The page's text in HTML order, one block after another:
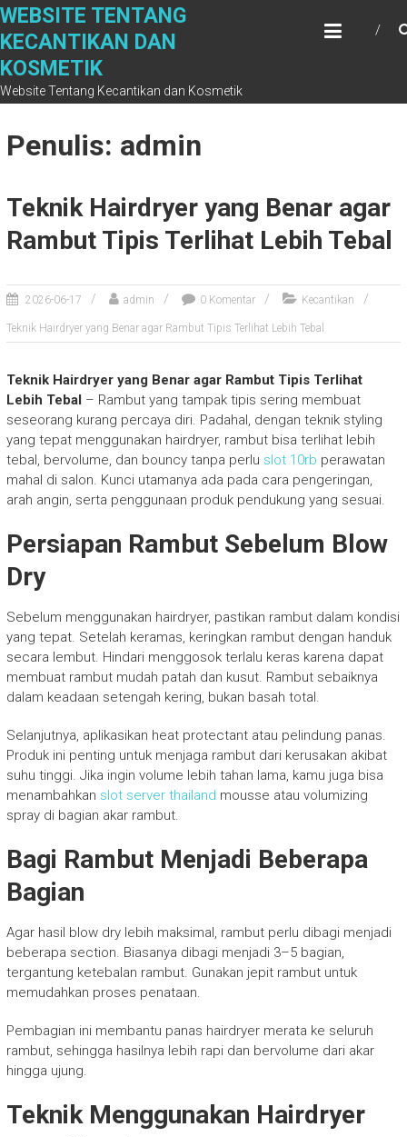
S
i
p
t
o
WEBSITE TENTANG
KECANTIKAN DAN
KOSMETIK
Website Tentang Kecantikan dan Kosmetik
Penulis: admin
Teknik Hairdryer yang Benar agar
Rambut Tipis Terlihat Lebih Tebal
2026-06-17 admin 0 Komentar Kecantikan
Teknik Hairdryer yang Benar agar Rambut Tipis Terlihat Lebih Tebal
Teknik Hairdryer yang Benar agar Rambut Tipis Terlihat
Lebih Tebal – Rambut yang tampak tipis sering membuat
seseorang kurang percaya diri. Padahal, dengan teknik styling
yang tepat menggunakan hairdryer, rambut bisa terlihat lebih
tebal, bervolume, dan bouncy tanpa perlu slot 10rb perawatan
mahal di salon. Kunci utamanya ada pada cara pengeringan,
arah angin, serta penggunaan produk pendukung yang sesuai.
Persiapan Rambut Sebelum Blow
Dry
Sebelum menggunakan hairdryer, pastikan rambut dalam kondisi
yang tepat. Setelah keramas, keringkan rambut dengan handuk
secara lembut. Hindari menggosok terlalu keras karena dapat
membuat rambut mudah patah dan kusut. Rambut sebaiknya
dalam keadaan setengah kering, bukan basah total.
Selanjutnya, aplikasikan heat protectant atau pelindung panas.
Produk ini penting untuk menjaga rambut dari kerusakan akibat
suhu tinggi. Jika ingin volume lebih tahan lama, kamu juga bisa
menambahkan slot server thailand mousse atau volumizing
spray di bagian akar rambut.
Bagi Rambut Menjadi Beberapa
Bagian
Agar hasil blow dry lebih maksimal, rambut perlu dibagi menjadi
beberapa section. Biasanya dibagi menjadi 3–5 bagian,
tergantung ketebalan rambut. Gunakan jepit rambut untuk
memudahkan proses penataan.
Pembagian ini membantu panas hairdryer merata ke seluruh
rambut, sehingga hasilnya lebih rapi dan bervolume dari akar
hingga ujung.
Teknik Menggunakan Hairdryer